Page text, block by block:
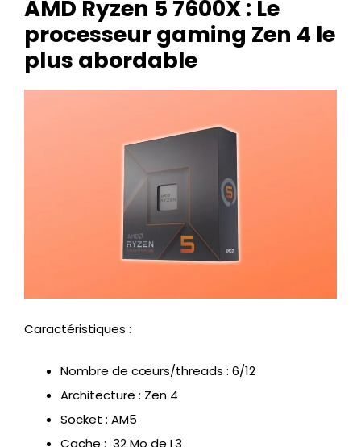
AMD Ryzen 5 7600X : Le
processeur gaming Zen 4 le
plus abordable
Caractéristiques :
Nombre de cœurs/threads : 6/12
Architecture : Zen 4
Socket : AM5